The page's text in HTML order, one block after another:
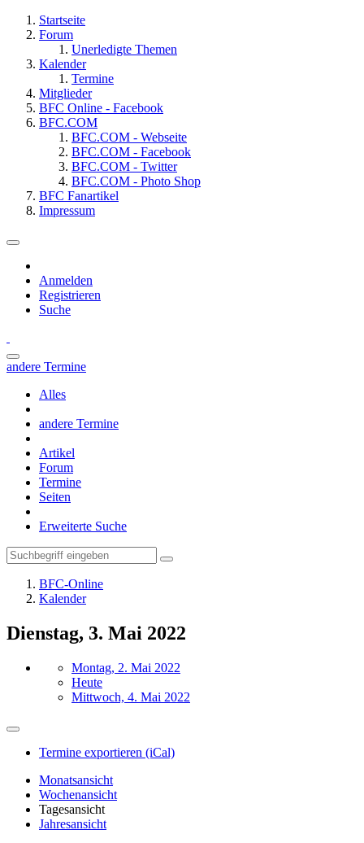
Startseite
Forum
Unerledigte Themen
Kalender
Termine
Mitglieder
BFC Online - Facebook
BFC.COM
BFC.COM - Webseite
BFC.COM - Facebook
BFC.COM - Twitter
BFC.COM - Photo Shop
BFC Fanartikel
Impressum
Anmelden
Registrieren
Suche
andere Termine
Alles
andere Termine
Artikel
Forum
Termine
Seiten
Erweiterte Suche
BFC-Online
Kalender
Dienstag, 3. Mai 2022
Montag, 2. Mai 2022
Heute
Mittwoch, 4. Mai 2022
Termine exportieren (iCal)
Monatsansicht
Wochenansicht
Tagesansicht
Jahresansicht